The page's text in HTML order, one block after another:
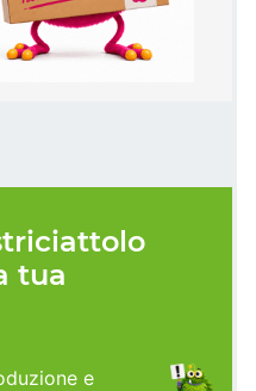
tua
e